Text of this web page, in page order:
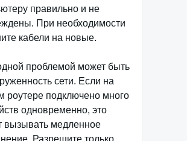
правильно и не
При необходимости
кабели на новые.
проблемой может быть
сети. Если на
роутере подключено много
одновременно, это
вызывать медленное
Разрешите только